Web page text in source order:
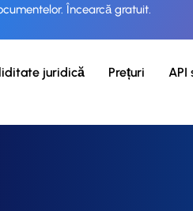
Încearcă gratuit.
juridică Prețuri API